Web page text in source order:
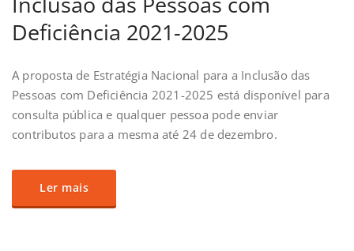
Deficiência 2021-2025
A proposta de Estratégia Nacional para a Inclusão das
Pessoas com Deficiência 2021-2025 está disponível para
consulta pública e qualquer pessoa pode enviar
contributos para a mesma até 24 de dezembro.
Ler mais